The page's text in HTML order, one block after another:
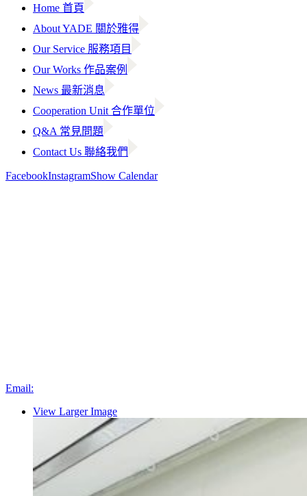
Home 首頁
About YADE 關於雅得
Our Service 服務項目
Our Works 作品案例
News 最新消息
Cooperation Unit 合作單位
Q&A 常見問題
Contact Us 聯絡我們
FacebookInstagramShow Calendar
Email:
View Larger Image